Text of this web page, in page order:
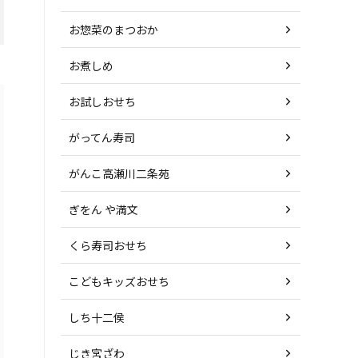
お惣菜のまつおか
お煮しめ
お試しおせち
がってん寿司
がんこ高瀬川二条苑
ぎをん や満文
くら寿司おせち
こどもキッズおせち
しち十二侯
じき宮ざわ